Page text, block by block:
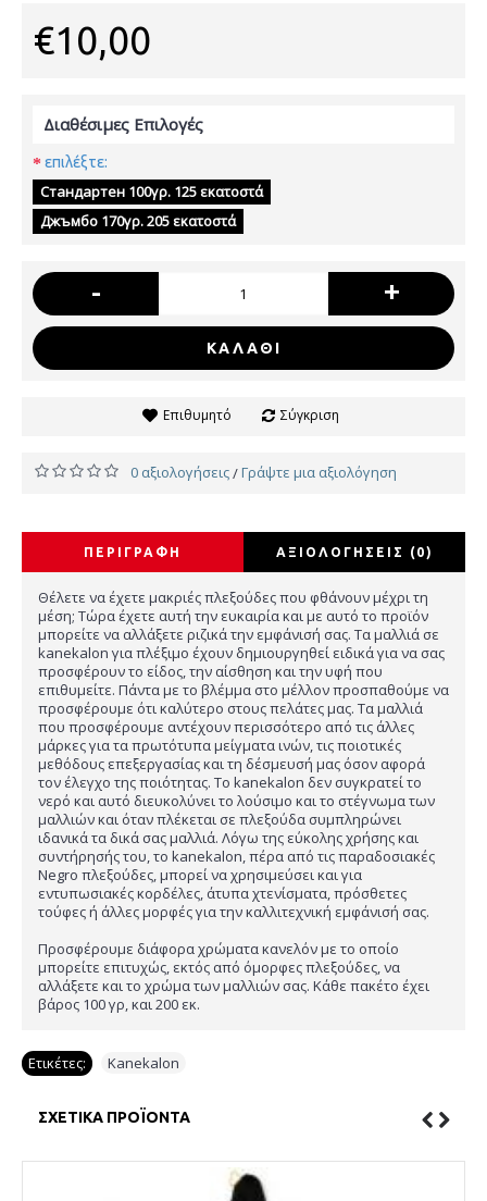
€10,00
Διαθέσιμες Επιλογές
επιλέξτε:
Стандартен 100γρ. 125 εκατοστά
Джъмбо 170γρ. 205 εκατοστά
- +
ΚΑΛΆΘΙ
Επιθυμητό Σύγκριση
0 αξιολογήσεις/Γράψτε μια αξιολόγηση
ΠΕΡΙΓΡΑΦΉ ΑΞΙΟΛΟΓΉΣΕΙΣ (0)
Θέλετε να έχετε μακριές πλεξούδες που φθάνουν μέχρι τη
μέση; Τώρα έχετε αυτή την ευκαιρία και με αυτό το προϊόν
μπορείτε να αλλάξετε ριζικά την εμφάνισή σας. Τα μαλλιά σε
kanekalon για πλέξιμο έχουν δημιουργηθεί ειδικά για να σας
προσφέρουν το είδος, την αίσθηση και την υφή που
επιθυμείτε. Πάντα με το βλέμμα στο μέλλον προσπαθούμε να
προσφέρουμε ότι καλύτερο στους πελάτες μας. Τα μαλλιά
που προσφέρουμε αντέχουν περισσότερο από τις άλλες
μάρκες για τα πρωτότυπα μείγματα ινών, τις ποιοτικές
μεθόδους επεξεργασίας και τη δέσμευσή μας όσον αφορά
τον έλεγχο της ποιότητας. Το kanekalon δεν συγκρατεί το
νερό και αυτό διευκολύνει το λούσιμο και το στέγνωμα των
μαλλιών και όταν πλέκεται σε πλεξούδα συμπληρώνει
ιδανικά τα δικά σας μαλλιά. Λόγω της εύκολης χρήσης και
συντήρησής του, το kanekalon, πέρα από τις παραδοσιακές
Negro πλεξούδες, μπορεί να χρησιμεύσει και για
εντυπωσιακές κορδέλες, άτυπα χτενίσματα, πρόσθετες
τούφες ή άλλες μορφές για την καλλιτεχνική εμφάνισή σας.
Προσφέρουμε διάφορα χρώματα κανελόν με το οποίο
μπορείτε επιτυχώς, εκτός από όμορφες πλεξούδες, να
αλλάξετε και το χρώμα των μαλλιών σας. Κάθε πακέτο έχει
βάρος 100 γρ, και 200 εκ.
Ετικέτες: Kanekalon
ΣΧΕΤΙΚΆ ΠΡΟΪΌΝΤΑ